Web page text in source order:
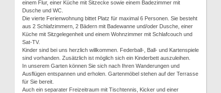
einem Flur, einer Küche mit Sitzecke sowie einem Badezimmer mit
Dusche und WC.
Die vierte Ferienwohnung bittet Platz für maximal 6 Personen. Sie besteht
aus 2 Schlafzimmern, 2 Bädern mit Badewanne und/oder Dusche, einer
Küche mit Sitzgelegenheit und einem Wohnzimmer mit Schlafcouch und
Sat-TV.
Kinder sind bei uns herzlich willkommen. Federball-, Ball- und Kartenspiele
sind vorhanden. Zusätzlich ist möglich sich ein Kinderbett auszuleihen.
In unserem Garten können Sie sich nach Ihren Wanderungen und
Ausflügen entspannen und erholen. Gartenmöbel stehen auf der Terrasse
für Sie bereit.
Auch ein separater Freizeitraum mit Tischtennis, Kicker und einer